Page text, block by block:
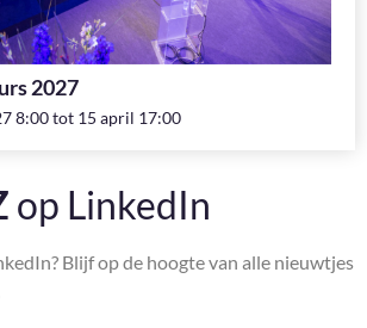
2027
8:00 tot 15 april 17:00
op LinkedIn
Blijf op de hoogte van alle nieuwtjes